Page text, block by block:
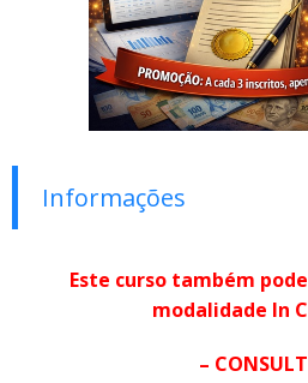
Informações
Este curso também
modalidade In
–